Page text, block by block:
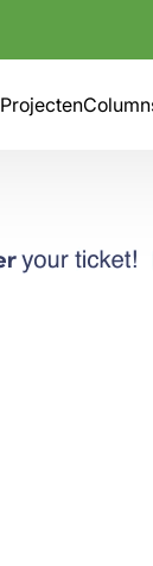
Projecten